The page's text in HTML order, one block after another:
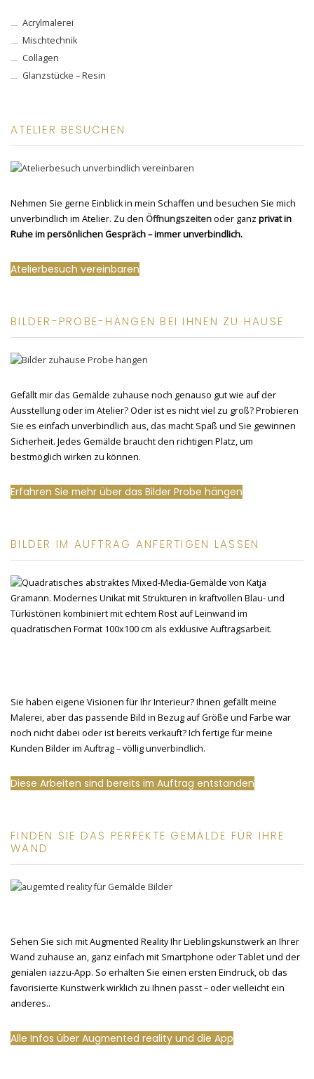
Acrylmalerei
Mischtechnik
Collagen
Glanzstücke – Resin
ATELIER BESUCHEN
Nehmen Sie gerne Einblick in mein Schaffen und besuchen Sie mich
unverbindlich im Atelier. Zu den Öffnungszeitenoder ganz privat in
Ruhe im persönlichen Gespräch – immer unverbindlich.
Atelierbesuch vereinbaren
BILDER-PROBE-HÄNGEN BEI IHNEN ZU HAUSE
Gefällt mir das Gemälde zuhause noch genauso gut wie auf der
Ausstellung oder im Atelier? Oder ist es nicht viel zu groß? Probieren
Sie es einfach unverbindlich aus, das macht Spaß und Sie gewinnen
Sicherheit. Jedes Gemälde braucht den richtigen Platz, um
bestmöglich wirken zu können.
Erfahren Sie mehr über das Bilder Probe hängen
BILDER IM AUFTRAG ANFERTIGEN LASSEN
Sie haben eigene Visionen für Ihr Interieur? Ihnen gefällt meine
Malerei, aber das passende Bild in Bezug auf Größe und Farbe war
noch nicht dabei oder ist bereits verkauft? Ich fertige für meine
Kunden Bilder im Auftrag – völlig unverbindlich.
Diese Arbeiten sind bereits im Auftrag entstanden
FINDEN SIE DAS PERFEKTE GEMÄLDE FÜR IHRE
WAND
Sehen Sie sich mit Augmented Reality Ihr Lieblingskunstwerk an Ihrer
Wand zuhause an, ganz einfach mit Smartphone oder Tablet und der
genialen iazzu-App. So erhalten Sie einen ersten Eindruck, ob das
favorisierte Kunstwerk wirklich zu Ihnen passt – oder vielleicht ein
anderes..
Alle Infos über Augmented reality und die App